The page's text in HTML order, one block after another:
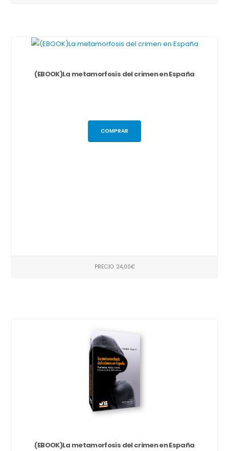
(EBOOK)La metamorfosis del crimen en España
COMPRAR
PRECIO: 24,00€
(EBOOK)La metamorfosis del crimen en España